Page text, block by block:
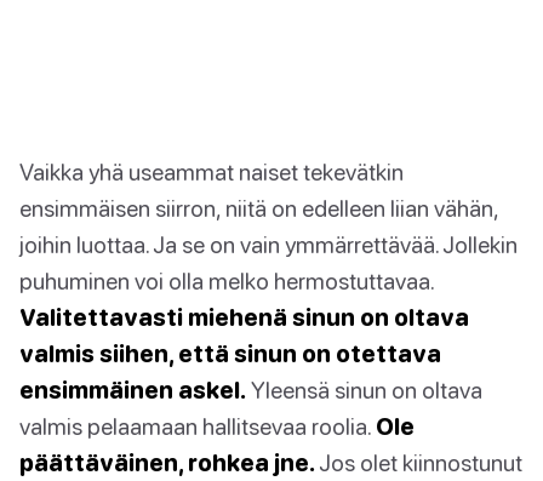
Vaikka yhä useammat naiset tekevätkin
ensimmäisen siirron, niitä on edelleen liian vähän,
joihin luottaa. Ja se on vain ymmärrettävää. Jollekin
puhuminen voi olla melko hermostuttavaa.
Valitettavasti miehenä sinun on oltava
valmis siihen, että sinun on otettava
ensimmäinen askel. Yleensä sinun on oltava
valmis pelaamaan hallitsevaa roolia. Ole
päättäväinen, rohkea jne. Jos olet kiinnostunut